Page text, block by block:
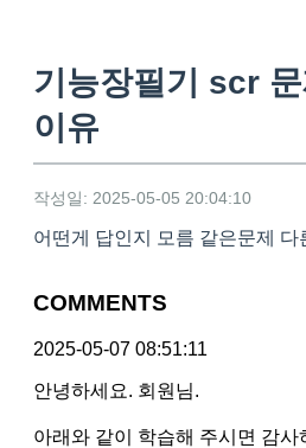
기능장필기 scr
이유
작성일: 2025-05-05 20:04:10
어떤게 답인지 모름 같은문제 다
COMMENTS
2025-05-07 08:51:11
안녕하세요. 회원님.
아래와 같이 학습해 주시면 감사